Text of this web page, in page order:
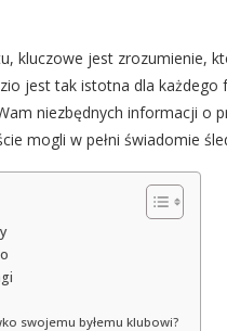
kluczowe jest zrozumienie,
jest tak istotna dla każdego
niezbędnych informacji o
mogli w pełni świadomie
swojemu byłemu klubowi?